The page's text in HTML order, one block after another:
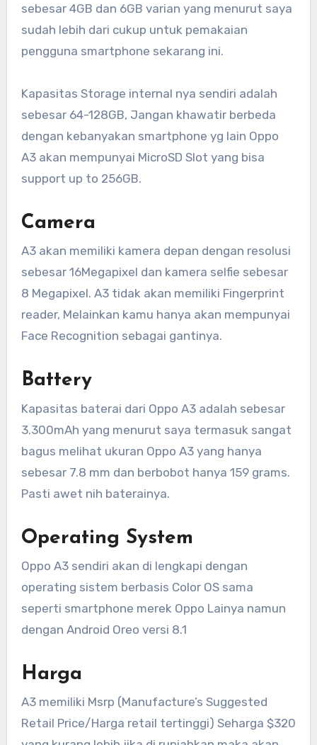
sebesar 4GB dan 6GB varian yang menurut saya
sudah lebih dari cukup untuk pemakaian
pengguna smartphone sekarang ini.
Kapasitas Storage internal nya sendiri adalah
sebesar 64-128GB, Jangan khawatir berbeda
dengan kebanyakan smartphone yg lain Oppo
A3 akan mempunyai MicroSD Slot yang bisa
support up to 256GB.
Camera
A3 akan memiliki kamera depan dengan resolusi
sebesar 16Megapixel dan kamera selfie sebesar
8 Megapixel. A3 tidak akan memiliki Fingerprint
reader, Melainkan kamu hanya akan mempunyai
Face Recognition sebagai gantinya.
Battery
Kapasitas baterai dari Oppo A3 adalah sebesar
3.300mAh yang menurut saya termasuk sangat
bagus melihat ukuran Oppo A3 yang hanya
sebesar 7.8 mm dan berbobot hanya 159 grams.
Pasti awet nih baterainya.
Operating System
Oppo A3 sendiri akan di lengkapi dengan
operating sistem berbasis Color OS sama
seperti smartphone merek Oppo Lainya namun
dengan Android Oreo versi 8.1
Harga
A3 memiliki Msrp (Manufacture’s Suggested
Retail Price/Harga retail tertinggi) Seharga $320